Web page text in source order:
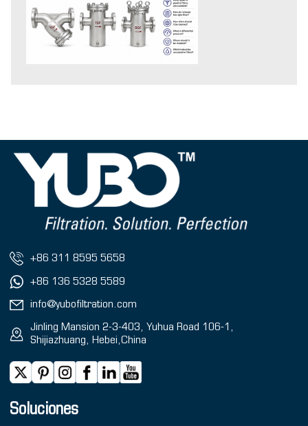
+86 311 8595 5658
+86 136 5328 5589
info@yubofiltration.com
Jinling Mansion 2-3-403, Yuhua Road 106-1,
Shijiazhuang, Hebei,China
Soluciones